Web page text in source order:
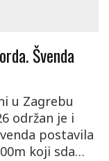
Švenda
u Zagrebu
održan je i
postavila
koji sda…